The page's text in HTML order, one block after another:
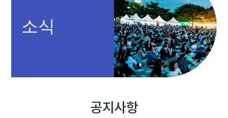
소식
공지사항